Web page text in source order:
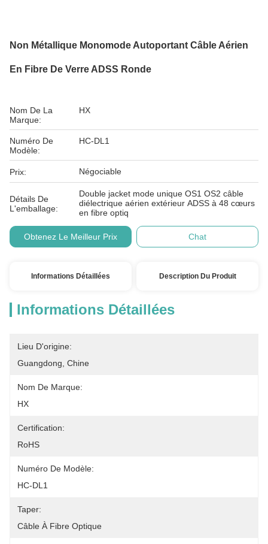
Non Métallique Monomode Autoportant Câble Aérien
En Fibre De Verre ADSS Ronde
Nom De La
Marque:
HX
Numéro De
Modèle:
HC-DL1
Prix: Négociable
Détails De
L'emballage:
Double jacket mode unique OS1 OS2 câble
diélectrique aérien extérieur ADSS à 48 cœurs
en fibre optiq
Obtenez Le Meilleur Prix Chat
Informations Détaillées Description Du Produit
Informations Détaillées
Lieu D'origine:
Guangdong, Chine
Nom De Marque:
HX
Certification:
RoHS
Numéro De Modèle:
HC-DL1
Taper:
Câble À Fibre Optique